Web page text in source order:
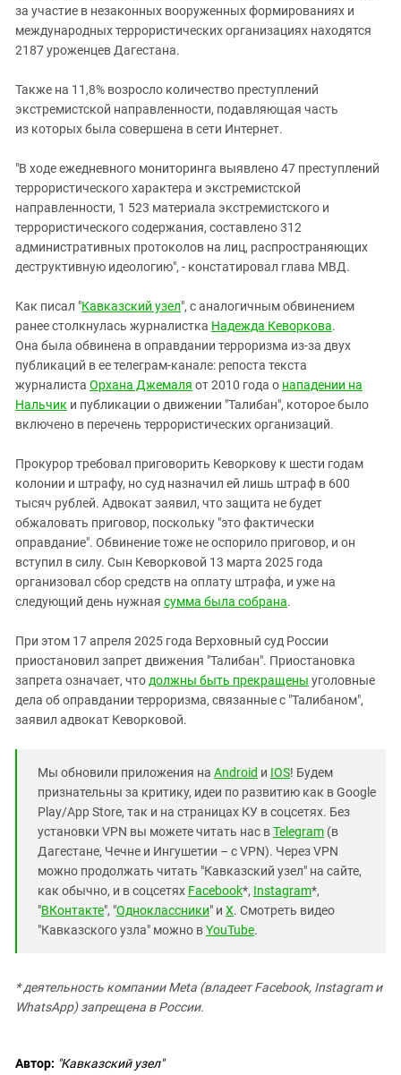
за участие в незаконных вооруженных формированиях и
международных террористических организациях находятся
2187 уроженцев Дагестана.
Также на 11,8% возросло количество преступлений
экстремистской направленности, подавляющая часть
из которых была совершена в сети Интернет.
"В ходе ежедневного мониторинга выявлено 47 преступлений
террористического характера и экстремистской
направленности, 1 523 материала экстремистского и
террористического содержания, составлено 312
административных протоколов на лиц, распространяющих
деструктивную идеологию", - констатировал глава МВД.
Как писал "Кавказский узел", с аналогичным обвинением
ранее столкнулась журналистка Надежда Кеворкова.
Она была обвинена в оправдании терроризма из-за двух
публикаций в ее телеграм-канале: репоста текста
журналиста Орхана Джемаля от 2010 года о нападении на
Нальчик и публикации о движении "Талибан", которое было
включено в перечень террористических организаций.
Прокурор требовал приговорить Кеворкову к шести годам
колонии и штрафу, но суд назначил ей лишь штраф в 600
тысяч рублей. Адвокат заявил, что защита не будет
обжаловать приговор, поскольку "это фактически
оправдание". Обвинение тоже не оспорило приговор, и он
вступил в силу. Сын Кеворковой 13 марта 2025 года
организовал сбор средств на оплату штрафа, и уже на
следующий день нужная сумма была собрана.
При этом 17 апреля 2025 года Верховный суд России
приостановил запрет движения "Талибан". Приостановка
запрета означает, что должны быть прекращены уголовные
дела об оправдании терроризма, связанные с "Талибаном",
заявил адвокат Кеворковой.
Мы обновили приложения на Android и IOS! Будем
признательны за критику, идеи по развитию как в Google
Play/App Store, так и на страницах КУ в соцсетях. Без
установки VPN вы можете читать нас вTelegram (в
Дагестане, Чечне и Ингушетии – с VPN). Через VPN
можно продолжать читать "Кавказский узел" на сайте,
как обычно, и в соцсетях Facebook*, Instagram*,
"ВКонтакте", "Одноклассники" и X. Смотреть видео
"Кавказского узла" можно вYouTube.
* деятельность компании Meta (владеет Facebook, Instagram и
WhatsApp) запрещена в России.
Автор: "Кавказский узел"